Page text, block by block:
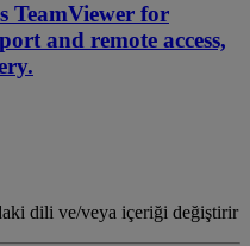
TeamViewer for
and remote access,
dili ve/veya içeriği değiştirir